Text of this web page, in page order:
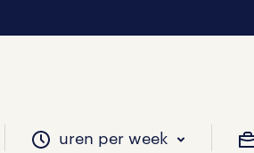
uren per week